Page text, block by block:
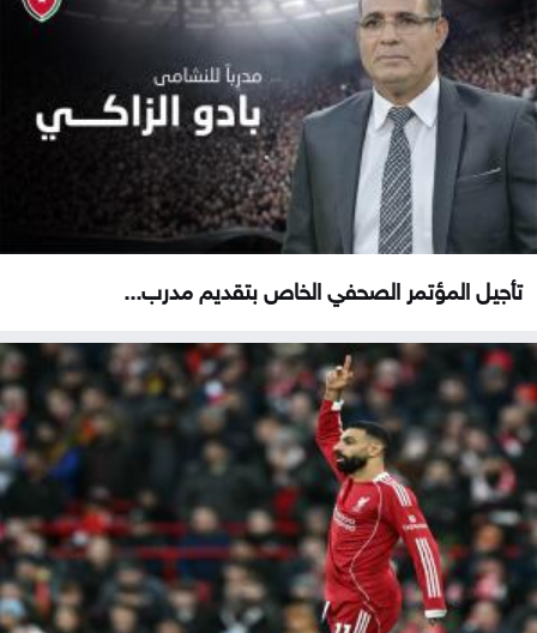
تأجيل المؤتمر الصحفي الخاص بتقديم مدرب...